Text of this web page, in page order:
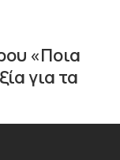
«Ποια
για τα